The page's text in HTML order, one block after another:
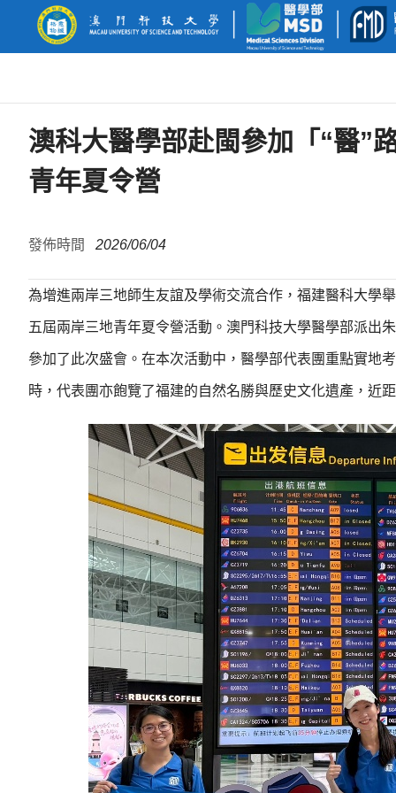
澳科大醫學部赴閩參加「“醫”
青年夏令營
發佈時間 2026/06/04
為增進兩岸三地師生友誼及學術交流合作，福建醫科大學
五屆兩岸三地青年夏令營活動。澳門科技大學醫學部派出
參加了此次盛會。在本次活動中，醫學部代表團重點實地
時，代表團亦飽覽了福建的自然名勝與歷史文化遺產，近